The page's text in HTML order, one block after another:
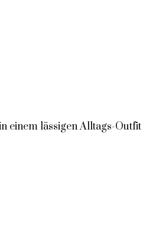
einem lässigen Alltags-Outfit